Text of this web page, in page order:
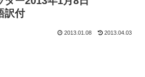
訳付
2013.01.08 2013.04.03